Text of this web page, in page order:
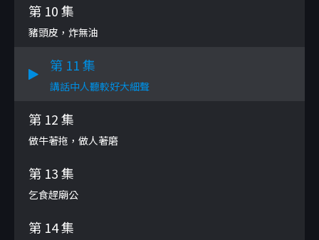
第 10 集
豬頭皮，炸無油
第 11 集
講話中人聽較好大細聲
第 12 集
做牛著拖，做人著磨
第 13 集
乞食趕廟公
第 14 集